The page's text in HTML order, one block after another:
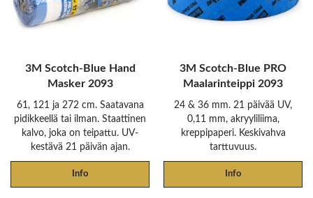
3M Scotch-Blue Hand
Masker 2093
61, 121 ja 272 cm. Saatavana
pidikkeellä tai ilman. Staattinen
kalvo, joka on teipattu. UV-
kestävä 21 päivän ajan.
Info
3M Scotch-Blue PRO
Maalarinteippi 2093
24 & 36 mm. 21 päivää UV,
0,11 mm, akryyliliima,
kreppipaperi. Keskivahva
tarttuvuus.
Info